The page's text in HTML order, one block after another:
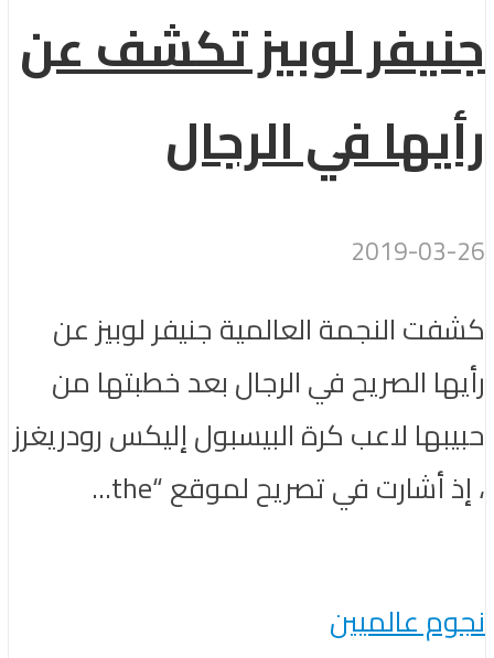
جنيفر لوبيز تكشف عن
رأيها في الرجال
2019-03-26
كشفت النجمة العالمية ​جنيفر لوبيز​ عن
رأيها الصريح في الرجال بعد خطبتها من
حبيبها لاعب كرة البيسبول ​إليكس رودريغرز​
، إذ أشارت في تصريح لموقع “the...
نجوم عالميين